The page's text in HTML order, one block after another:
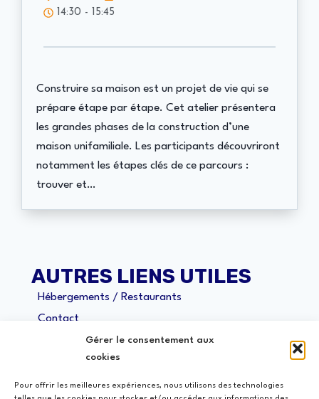
Gérer le consentement aux
cookies
Pour offrir les meilleures expériences, nous utilisons des technologies
14:30 - 15:45
Construire sa maison est un projet de vie qui se
prépare étape par étape. Cet atelier présentera
les grandes phases de la construction d’une
maison unifamiliale. Les participants découvriront
notamment les étapes clés de ce parcours :
trouver et…
AUTRES LIENS UTILES
Hébergements / Restaurants
Contact
Politique de confidentialité
Politique de cookies (UE)